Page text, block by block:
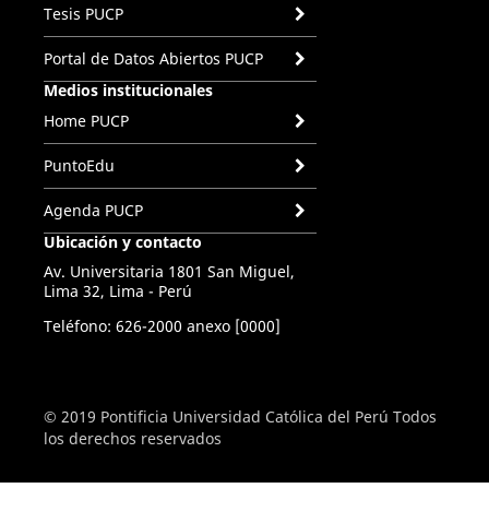
Tesis PUCP
Portal de Datos Abiertos PUCP
Medios institucionales
Home PUCP
PuntoEdu
Agenda PUCP
Ubicación y contacto
Av. Universitaria 1801 San Miguel,
Lima 32, Lima - Perú
Teléfono: 626-2000 anexo [0000]
© 2019 Pontificia Universidad Católica del Perú Todos
los derechos reservados